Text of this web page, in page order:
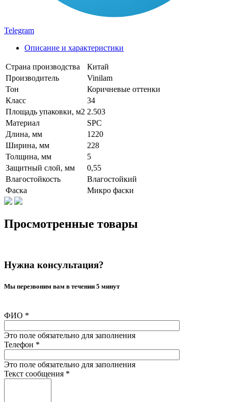
Telegram
Описание и характеристики
Страна производства
Китай
Производитель
Vinilam
Тон
Коричневые оттенки
Класс
34
Площадь упаковки, м2 2.503
Материал
SPC
Длина, мм
1220
Ширина, мм
228
Толщина, мм
5
Защитный слой, мм
0,55
Влагостойкость
Влагостойкий
Фаска
Микро фаски
Просмотренные товары
Нужна консультация?
Мы перезвоним вам в течении 5 минут
ФИО *
Это поле обязательно для заполнения
Телефон *
Это поле обязательно для заполнения
Текст сообщения *